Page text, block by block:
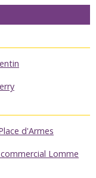
d'Armes
Lomme